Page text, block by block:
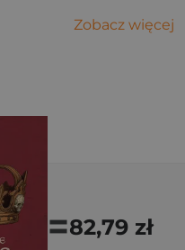
Zobacz więcej
=82,79 zł